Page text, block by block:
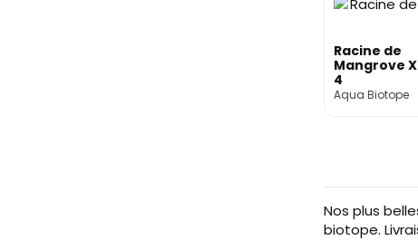
Racine de
Mangrove
4
Aqua Biotope
Nos plus
biotope.